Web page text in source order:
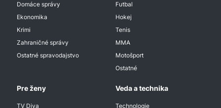
Domáce správy
Ekonomika
Krimi
Zahraničné správy
Ostatné spravodajstvo
Futbal
Hokej
Tenis
MMA
Motošport
Ostatné
Pre ženy
TV Diva
Veda a technika
Technologie